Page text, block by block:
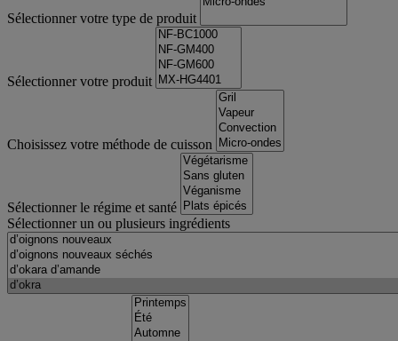
Sélectionner votre type de produit
Sélectionner votre produit
Choisissez votre méthode de cuisson
Sélectionner le régime et santé
Sélectionner un ou plusieurs ingrédients